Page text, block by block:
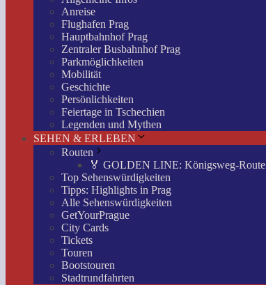
Anreise
Flughafen Prag
Hauptbahnhof Prag
Zentraler Busbahnhof Prag
Parkmöglichkeiten
Mobilität
Geschichte
Persönlichkeiten
Feiertage in Tschechien
Legenden und Mythen
SEHEN & ERLEBEN
Routen
🏅 GOLDEN LINE: Königsweg-Route
Top Sehenswürdigkeiten
Tipps: Highlights in Prag
Alle Sehenswürdigkeiten
GetYourPrague
City Cards
Tickets
Touren
Bootstouren
Stadtrundfahrten